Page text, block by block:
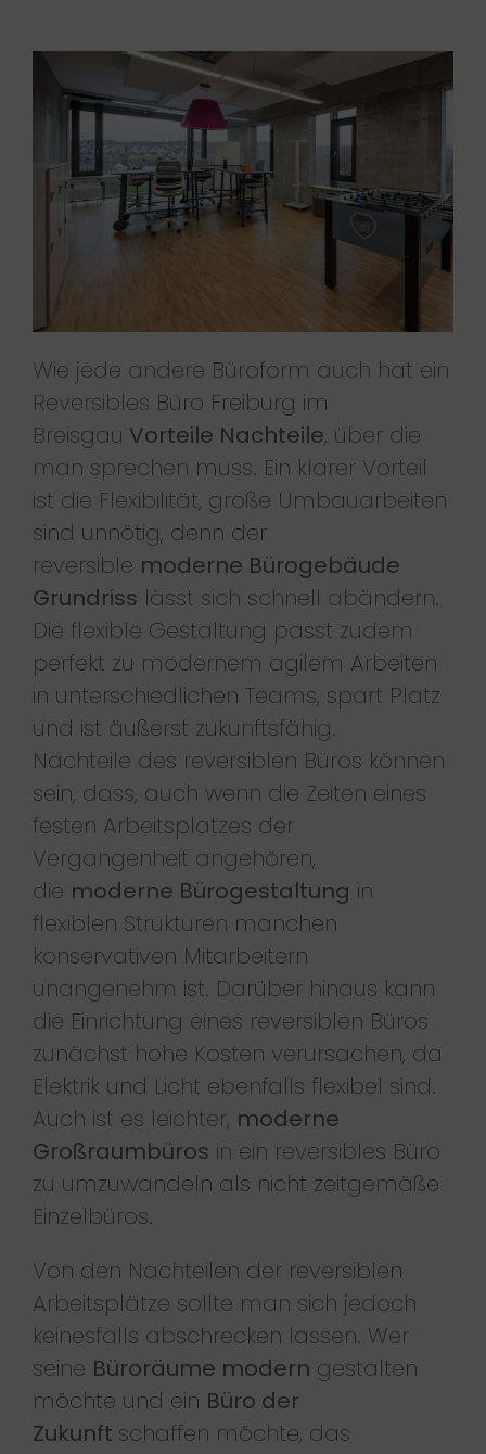
Wie jede andere Büroform auch hat ein
Reversibles Büro Freiburg im
Breisgau Vorteile Nachteile, über die
man sprechen muss. Ein klarer Vorteil
ist die Flexibilität, große Umbauarbeiten
sind unnötig, denn der
reversible moderne Bürogebäude
Grundriss lässt sich schnell abändern.
Die flexible Gestaltung passt zudem
perfekt zu modernem agilem Arbeiten
in unterschiedlichen Teams, spart Platz
und ist äußerst zukunftsfähig.
Nachteile des reversiblen Büros können
sein, dass, auch wenn die Zeiten eines
festen Arbeitsplatzes der
Vergangenheit angehören,
die moderne Bürogestaltung in
flexiblen Strukturen manchen
konservativen Mitarbeitern
unangenehm ist. Darüber hinaus kann
die Einrichtung eines reversiblen Büros
zunächst hohe Kosten verursachen, da
Elektrik und Licht ebenfalls flexibel sind.
Auch ist es leichter, moderne
Großraumbüros in ein reversibles Büro
zu umzuwandeln als nicht zeitgemäße
Einzelbüros.
Von den Nachteilen der reversiblen
Arbeitsplätze sollte man sich jedoch
keinesfalls abschrecken lassen. Wer
seine Büroräume modern gestalten
möchte und ein Büro der
Zukunft schaffen möchte, das